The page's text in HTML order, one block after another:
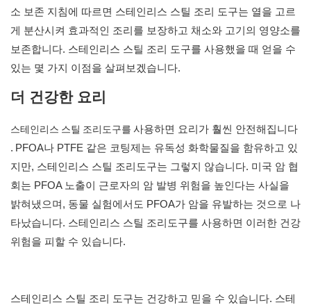
소 보존 지침에 따르면 스테인리스 스틸 조리 도구는 열을 고르
게 분산시켜 효과적인 조리를 보장하고 채소와 고기의 영양소를
보존합니다. 스테인리스 스틸 조리 도구를 사용했을 때 얻을 수
있는 몇 가지 이점을 살펴보겠습니다.
더 건강한 요리
스테인리스 스틸 조리도구를 사용하면 요리가 훨씬 안전해집니다
. PFOA나 PTFE 같은 코팅제는 유독성 화학물질을 함유하고 있
지만, 스테인리스 스틸 조리도구는 그렇지 않습니다. 미국 암 협
회는 PFOA 노출이 근로자의 암 발병 위험을 높인다는 사실을
밝혀냈으며, 동물 실험에서도 PFOA가 암을 유발하는 것으로 나
타났습니다. 스테인리스 스틸 조리도구를 사용하면 이러한 건강
위험을 피할 수 있습니다.
스테인리스 스틸 조리 도구는 건강하고 믿을 수 있습니다. 스테